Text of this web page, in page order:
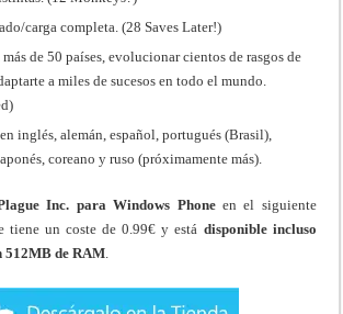
carga completa. (28 Saves Later!)
de 50 países, evolucionar cientos de rasgos de
a miles de sucesos en todo el mundo.
inglés, alemán, español, portugués (Brasil),
coreano y ruso (próximamente más).
Inc. para Windows Phoneen el siguiente
tiene un coste de 0.99€ y está disponible incluso
512MB de RAM